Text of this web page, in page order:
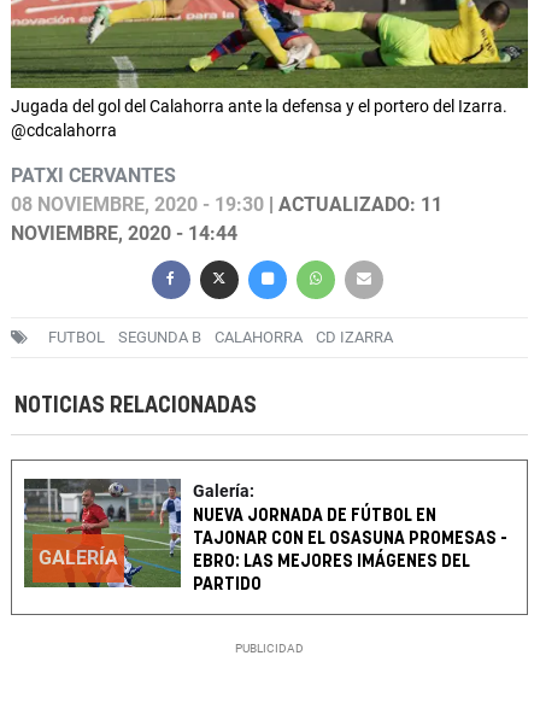
Jugada del gol del Calahorra ante la defensa y el portero del Izarra.
@cdcalahorra
PATXI CERVANTES
08 NOVIEMBRE, 2020 - 19:30 | ACTUALIZADO: 11
NOVIEMBRE, 2020 - 14:44
FUTBOL SEGUNDA B CALAHORRA CD IZARRA
NOTICIAS RELACIONADAS
GALERÍA
Galería:
NUEVA JORNADA DE FÚTBOL EN
TAJONAR CON EL OSASUNA PROMESAS -
EBRO: LAS MEJORES IMÁGENES DEL
PARTIDO